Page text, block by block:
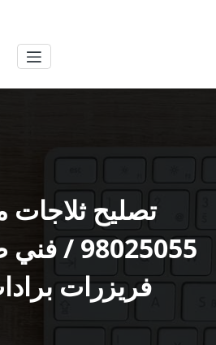
تصليح
98025055
فريزرات